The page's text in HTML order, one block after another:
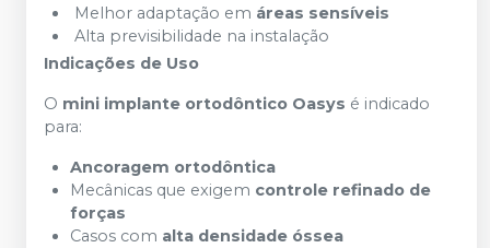
Melhor adaptação em áreas sensíveis
Alta previsibilidade na instalação
Indicações de Uso
O mini implante ortodôntico Oasys é indicado
para:
Ancoragem ortodôntica
Mecânicas que exigem controle refinado de
forças
Casos com alta densidade óssea